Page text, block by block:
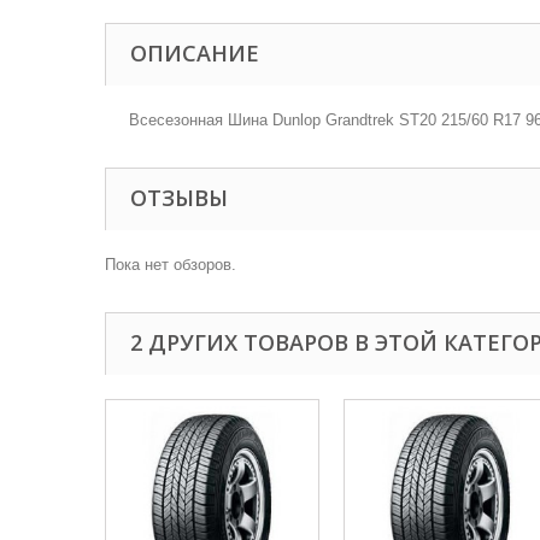
ОПИСАНИЕ
Всесезонная Шина Dunlop Grandtrek ST20 215/60 R17
ОТЗЫВЫ
Пока нет обзоров.
2 ДРУГИХ ТОВАРОВ В ЭТОЙ